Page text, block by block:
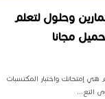
وحلول لتعلم
مجانا
هي إمتحانك واختبار المكتسبات
التع…